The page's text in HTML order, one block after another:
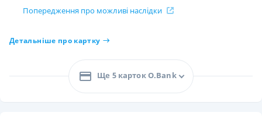
Попередження про можливі наслідки
Детальніше про картку
Ще 5 карток O.Bank